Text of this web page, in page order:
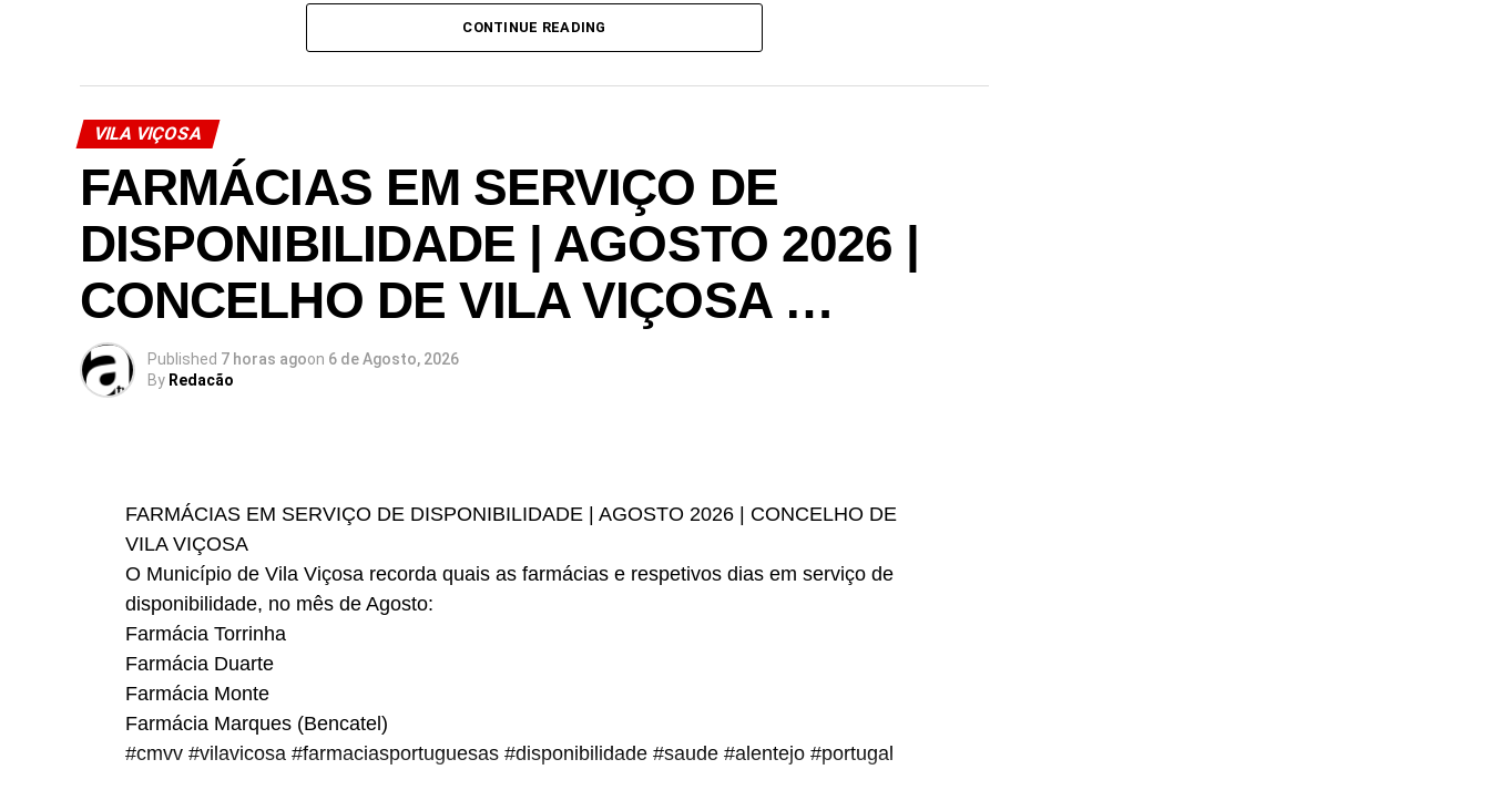
#cmvv #vilavicosa #programa #natalidade #apoio #filhos #alentejo #portugal
Link no Facebook
Facebook
Mastodon
EmailShare
CONTINUE READING
VILA VIÇOSA
FARMÁCIAS EM SERVIÇO DE
DISPONIBILIDADE | AGOSTO 2026 |
CONCELHO DE VILA VIÇOSA …
Published 7 horas agoon 6 de Agosto, 2026
By Redacão
FARMÁCIAS EM SERVIÇO DE DISPONIBILIDADE | AGOSTO 2026 | CONCELHO DE
VILA VIÇOSA
O Município de Vila Viçosa recorda quais as farmácias e respetivos dias em serviço de
disponibilidade, no mês de Agosto:
Farmácia Torrinha
Farmácia Duarte
Farmácia Monte
Farmácia Marques (Bencatel)
#cmvv #vilavicosa #farmaciasportuguesas #disponibilidade #saude #alentejo #portugal